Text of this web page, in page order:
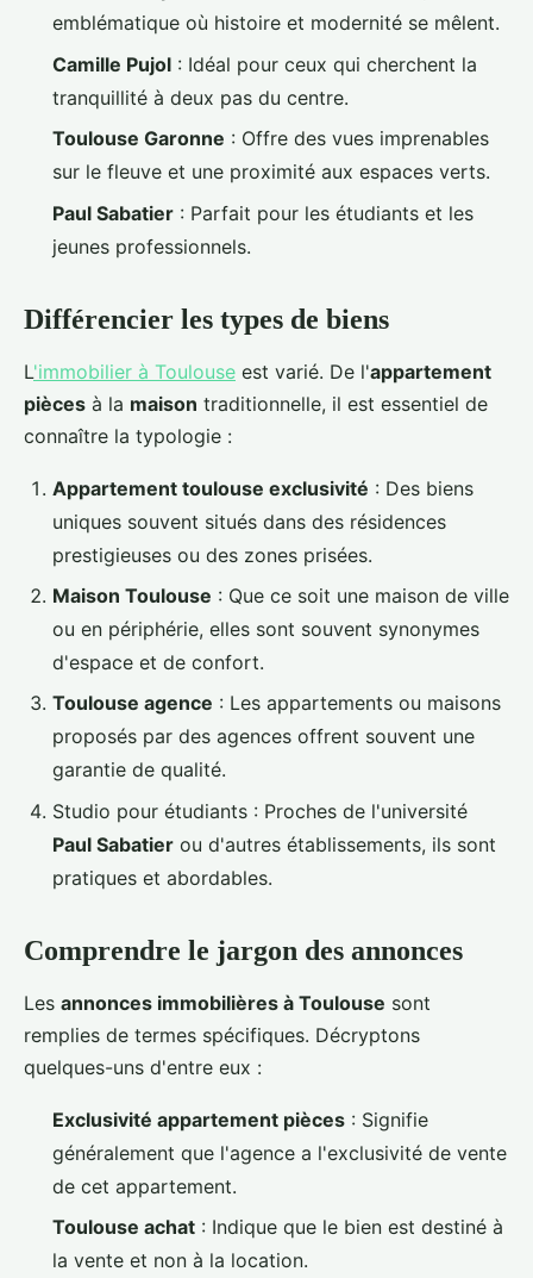
emblématique où histoire et modernité se mêlent.
Camille Pujol : Idéal pour ceux qui cherchent la
tranquillité à deux pas du centre.
Toulouse Garonne : Offre des vues imprenables
sur le fleuve et une proximité aux espaces verts.
Paul Sabatier : Parfait pour les étudiants et les
jeunes professionnels.
Différencier les types de biens
L'immobilier à Toulouse est varié. De l'appartement
pièces à la maison traditionnelle, il est essentiel de
connaître la typologie :
Appartement toulouse exclusivité : Des biens
uniques souvent situés dans des résidences
prestigieuses ou des zones prisées.
Maison Toulouse : Que ce soit une maison de ville
ou en périphérie, elles sont souvent synonymes
d'espace et de confort.
Toulouse agence : Les appartements ou maisons
proposés par des agences offrent souvent une
garantie de qualité.
Studio pour étudiants : Proches de l'université
Paul Sabatier ou d'autres établissements, ils sont
pratiques et abordables.
Comprendre le jargon des annonces
Les annonces immobilières à Toulouse sont
remplies de termes spécifiques. Décryptons
quelques-uns d'entre eux :
Exclusivité appartement pièces : Signifie
généralement que l'agence a l'exclusivité de vente
de cet appartement.
Toulouse achat : Indique que le bien est destiné à
la vente et non à la location.